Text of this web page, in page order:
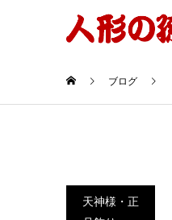
ブログ
天神様・正